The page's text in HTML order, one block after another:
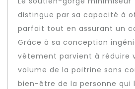
distingue par sa capacité à
parfait tout en assurant un
Grâce à sa conception
vêtement parvient à réduire
volume de la poitrine sans
bien-être de la personne qui